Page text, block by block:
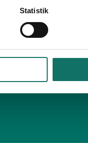
Statistik